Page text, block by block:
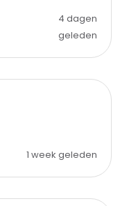
4 dagen
geleden
1 week geleden